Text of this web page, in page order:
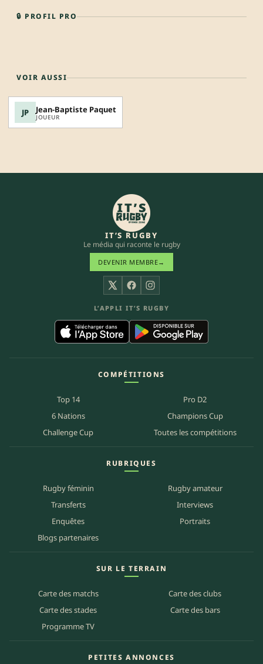
🔒 PROFIL PRO
VOIR AUSSI
JP Jean-Baptiste Paquet
JOUEUR
IT’S RUGBY
Le média qui raconte le rugby
DEVENIR MEMBRE→
X FacebookInstagram
L’APPLI IT’S RUGBY
COMPÉTITIONS
Top 14
Pro D2
6 Nations
Champions Cup
Challenge Cup
Toutes les compétitions
RUBRIQUES
Rugby féminin
Rugby amateur
Transferts
Interviews
Enquêtes
Portraits
Blogs partenaires
SUR LE TERRAIN
Carte des matchs
Carte des clubs
Carte des stades
Carte des bars
Programme TV
PETITES ANNONCES